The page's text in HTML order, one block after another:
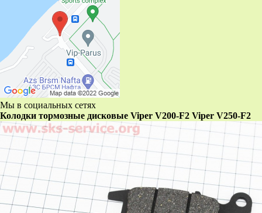
Мы в социальных сетях
Колодки тормозные дисковые Viper V200-F2 Viper V250-F2